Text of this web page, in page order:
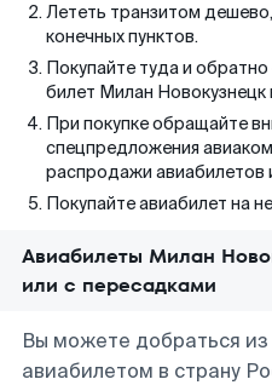
Лететь транзитом
конечных пунктов.
Покупайте туда и
билет Милан Новокузнецк
При покупке обращайте
спецпредложения
распродажи авиабилетов
Покупайте авиабилет на
Авиабилеты Милан
или с пересадками
Вы можете добраться
авиабилетом в страну